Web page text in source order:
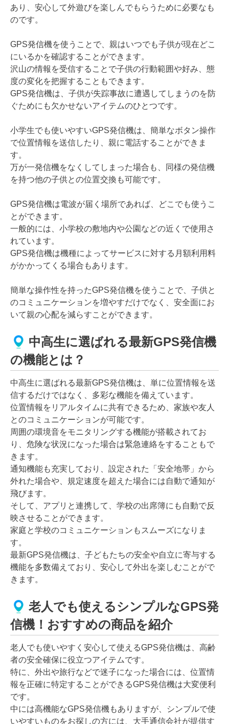
あり、安心して外遊びを楽しんでもらうために必要なも
のです。
GPS発信機を使うことで、親はいつでも子供が現在どこ
にいるかを確認することができます。
沢山の情報を受信することで子供の行動範囲や好み、態
度の変化を把握することもできます。
GPS発信機は、子供が失踪事故に遭遇してしまうのを防
ぐためにも欠かせないアイテムのひとつです。
小学生でも使いやすいGPS発信機は、簡単なボタン操作
で位置情報を送信したり、親に電話することができま
す。
万が一発信機をなくしてしまった場合も、同様の発信機
を持つ他の子供との位置交換も可能です。
GPS発信機は電波が届く場所であれば、どこでも使うこ
とができます。
一般的には、小学校の敷地内や公園などの近くで使用さ
れています。
GPS発信機は機種によってサービスに対する月額利用料
がかかってくる場合もあります。
簡単な操作性を持ったGPS発信機を使うことで、子供と
のコミュニケーションを増やすだけでなく、安全面にお
いて親の心配を減らすことができます。
中高生に選ばれる最新GPS発信機
の機能とは？
中高生に選ばれる最新GPS発信機は、単に位置情報を送
信するだけではなく、多彩な機能を備えています。
位置情報をリアルタイムに共有できるため、家族や友人
とのコミュニケーションが可能です。
周囲の環境音をモニタリングする機能が搭載されてお
り、危険な状況になった場合は緊急連絡をすることもで
きます。
通知機能も充実しており、設定された「安全地帯」から
外れた場合や、規定速度を超えた場合には自動で通知が
飛びます。
そして、アプリと連携して、学校の出席簿にも自動で反
映させることができます。
家庭と学校のコミュニケーションもスムーズになりま
す。
最新GPS発信機は、子どもたちの安全や自立に寄与する
機能を多数備えており、安心して外出を楽しむことがで
きます。
老人でも使えるシンプルなGPS発
信機！おすすめの商品を紹介
老人でも使いやすく安心して使えるGPS発信機は、高齢
者の安全確保に役立つアイテムです。
特に、外出や旅行などで迷子になった場合には、位置情
報を正確に特定することができるGPS発信機は大変便利
です。
中には高機能なGPS発信機もありますが、シンプルで使
いやすいものをお探しの方には、大手通信会社が提供す